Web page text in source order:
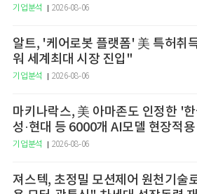
기업분석 2026-08-06
알트, '케어로봇 플랫폼' 美 특허취
워 세계최대 시장 진입"
기업분석 2026-08-06
마키나락스, 美 아마존도 인정한 '
성·현대 등 6000개 AI모델 현장적용
기업분석 2026-08-06
져스텍, 초정밀 모션제어 원천기술